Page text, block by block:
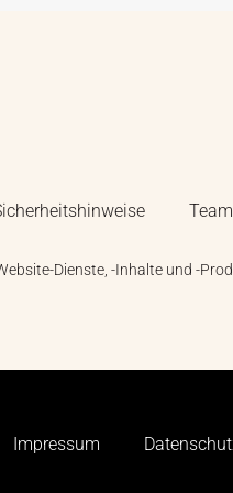
Team
Dienste, -Inhalte und -
Impressum